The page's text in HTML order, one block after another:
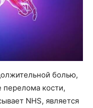
болью,
перелома кости,
NHS, является